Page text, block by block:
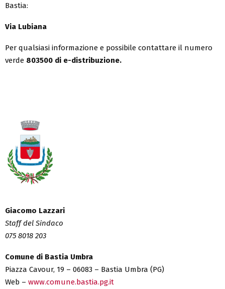
Bastia:
Via Lubiana
Per qualsiasi informazione e possibile contattare il numero
verde 803500 di e-distribuzione.
Giacomo Lazzari
Staff del Sindaco
075 8018 203
Comune di Bastia Umbra
Piazza Cavour, 19 – 06083 – Bastia Umbra (PG)
Web – www.comune.bastia.pg.it